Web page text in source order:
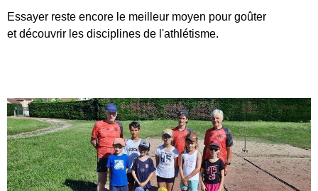
Essayer reste encore le meilleur moyen pour goûter
et découvrir les disciplines de l'athlétisme.